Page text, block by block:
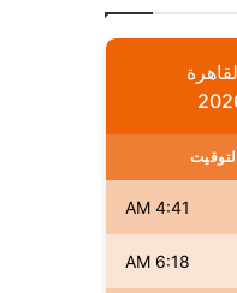
4:41 AM
6:18 AM